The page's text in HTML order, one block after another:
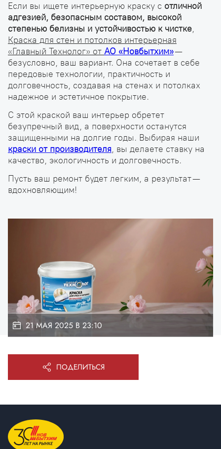
Если вы ищете интерьерную краску с отличной
адгезией, безопасным составом, высокой
степенью белизны и устойчивостью к чистке,
Краска для стен и потолков интерьерная
«Главный Технолог» от АО «Новбытхим»—
безусловно, ваш вариант. Она сочетает в себе
передовые технологии, практичность и
долговечность, создавая на стенах и потолках
надежное и эстетичное покрытие.
С этой краской ваш интерьер обретет
безупречный вид, а поверхности останутся
защищенными на долгие годы. Выбирая наши
краски от производителя, вы делаете ставку на
качество, экологичность и долговечность.
Пусть ваш ремонт будет легким, а результат —
вдохновляющим!
21 МАЯ 2025 В 23:10
ПОДЕЛИТЬСЯ